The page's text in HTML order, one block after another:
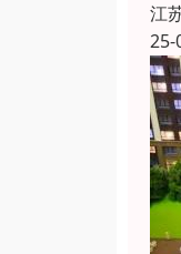
江
25-